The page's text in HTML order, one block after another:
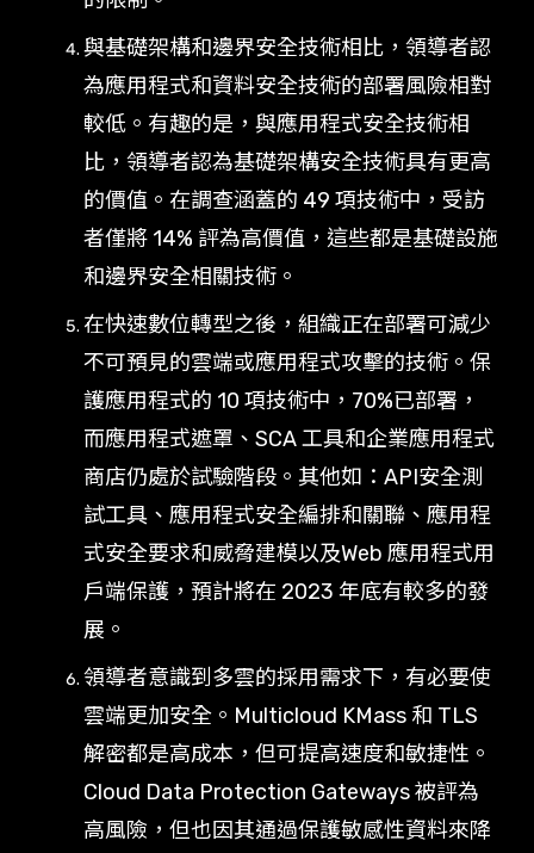
與基礎架構和邊界安全技術相比，領導者認
為應用程式和資料安全技術的部署風險相對
較低。有趣的是，與應用程式安全技術相
比，領導者認為基礎架構安全技術具有更高
的價值。在調查涵蓋的 49 項技術中，受訪
者僅將 14% 評為高價值，這些都是基礎設施
和邊界安全相關技術。
在快速數位轉型之後，組織正在部署可減少
不可預見的雲端或應用程式攻擊的技術。保
護應用程式的 10 項技術中，70%已部署，
而應用程式遮罩、SCA 工具和企業應用程式
商店仍處於試驗階段。其他如：API安全測
試工具、應用程式安全編排和關聯、應用程
式安全要求和威脅建模以及Web 應用程式用
戶端保護，預計將在 2023 年底有較多的發
展。
領導者意識到多雲的採用需求下，有必要使
雲端更加安全。Multicloud KMass 和 TLS
解密都是高成本，但可提高速度和敏捷性。
Cloud Data Protection Gateways 被評為
高風險，但也因其通過保護敏感性資料來降